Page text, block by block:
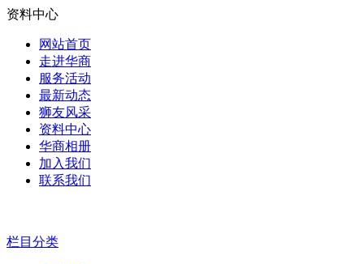
资料中心
网站首页
走进华商
服务活动
最新动态
狮友风采
资料中心
华商相册
加入我们
联系我们
栏目分类